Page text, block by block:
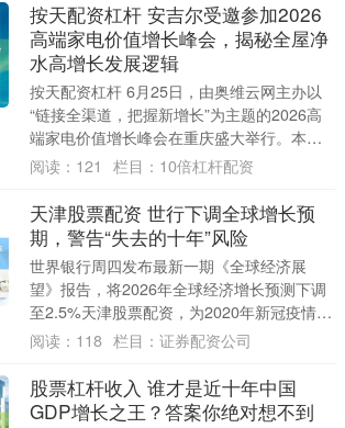
按天配资杠杆 安吉尔受邀参加2026
高端家电价值增长峰会，揭秘全屋净
水高增长发展逻辑
按天配资杠杆 6月25日，由奥维云网主办以
“链接全渠道，把握新增长”为主题的2026高
端家电价值增长峰会在重庆盛大举行。本次
峰会锚定六大高景气品类，汇聚行业头部....
阅读： 121 栏目： 10倍杠杆配资
天津股票配资 世行下调全球增长预
期，警告“失去的十年”风险
世界银行周四发布最新一期《全球经济展
望》报告，将2026年全球经济增长预测下调
至2.5%天津股票配资，为2020年新冠疫情以
来最低增速，并警告若中东冲突持续升级....
阅读： 118 栏目： 证券配资公司
股票杠杆收入 谁才是近十年中国
GDP增长之王？答案你绝对想不到